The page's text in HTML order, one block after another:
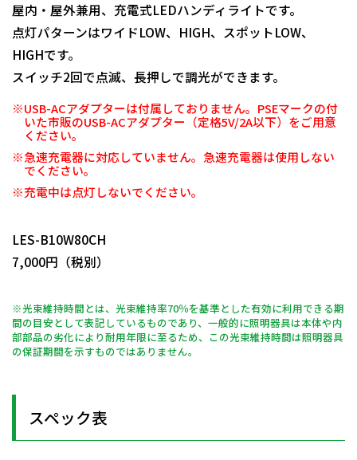
屋内・屋外兼用、充電式LEDハンディライトです。
点灯パターンはワイドLOW、HIGH、スポットLOW、
HIGHです。
スイッチ2回で点滅、長押しで調光ができます。
※USB-ACアダプターは付属しておりません。PSEマークの付
いた市販のUSB-ACアダプター（定格5V/2A以下）をご用意
ください。
※急速充電器に対応していません。急速充電器は使用しない
でください。
※充電中は点灯しないでください。
LES-B10W80CH
7,000円（税別）
※光束維持時間とは、光束維持率70％を基準とした有効に利用できる期
間の目安として表記しているものであり、一般的に照明器具は本体や内
部部品の劣化により耐用年限に至るため、この光束維持時間は照明器具
の保証期間を示すものではありません。
スペック表